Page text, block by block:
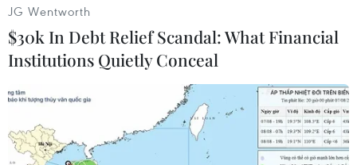
JG Wentworth
$30k In Debt Relief Scandal: What Financial
Institutions Quietly Conceal